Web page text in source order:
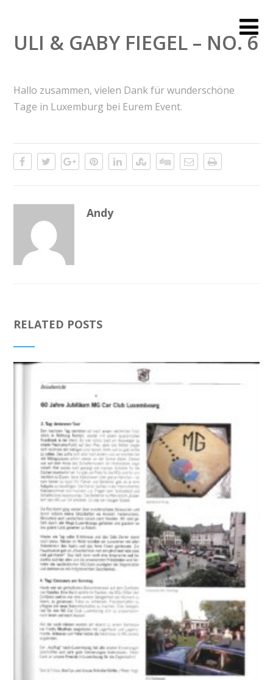
ULI & GABY FIEGEL – NO. 6
Hallo zusammen, vielen Dank für wunderschöne
Tage in Luxemburg bei Eurem Event.
Andy
RELATED POSTS